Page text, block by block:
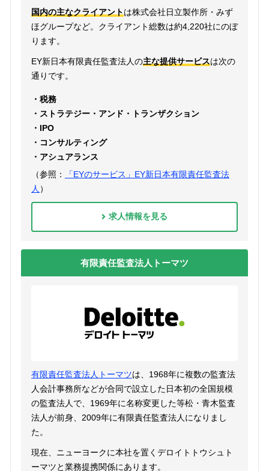
国内の主なクライアントは株式会社日立製作所・みず
ほグループなど。クライアント総数は約4,220社にのぼ
ります。
EY新日本有限責任監査法人の主な提供サービスは次の
通りです。
・税務
・ストラテジー・アンド・トランザクション
・IPO
・コンサルティング
・アシュアランス
（参照：
「EYのサービス」EY新日本有限責任監査法
人 ）
求人情報を見る
有限責任監査法人トーマツ
有限責任監査法人トーマツは、1968年に複数の監査法
人会計事務所などが合同で設立した日本初の全国規模
の監査法人で、1969年に名称変更した等松・青木監査
法人が前身、2009年に有限責任監査法人になりまし
た。
現在、ニューヨークに本社を置くデロイトトウシュト
ーマツと業務提携関係にあります。